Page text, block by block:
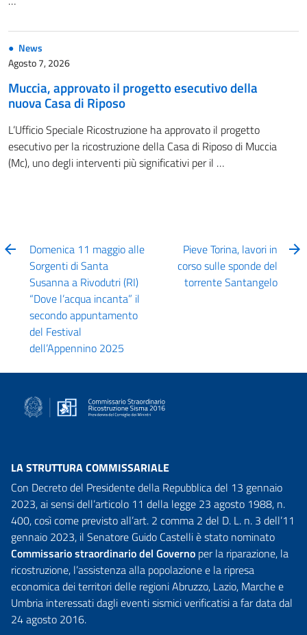
News
Agosto 7, 2026
Muccia, approvato il progetto esecutivo della
nuova Casa di Riposo
L’Ufficio Speciale Ricostruzione ha approvato il progetto
esecutivo per la ricostruzione della Casa di Riposo di Muccia
(Mc), uno degli interventi più significativi per il …
Domenica 11 maggio alle
Sorgenti di Santa
Susanna a Rivodutri (RI)
“Dove l’acqua incanta” il
secondo appuntamento
del Festival
dell’Appennino 2025
Pieve Torina, lavori in
corso sulle sponde del
torrente Santangelo
LA STRUTTURA COMMISSARIALE
Con Decreto del Presidente della Repubblica del 13 gennaio
2023, ai sensi dell’articolo 11 della legge 23 agosto 1988, n.
400, così come previsto all’art. 2 comma 2 del D. L. n. 3 dell’11
gennaio 2023, il Senatore Guido Castelli è stato nominato
Commissario straordinario del Governo per la riparazione, la
ricostruzione, l’assistenza alla popolazione e la ripresa
economica dei territori delle regioni Abruzzo, Lazio, Marche e
Umbria interessati dagli eventi sismici verificatisi a far data dal
24 agosto 2016.